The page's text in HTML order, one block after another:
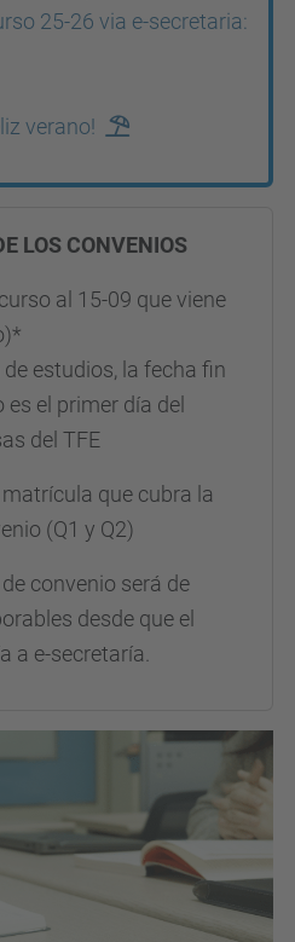
25-26 via e-secretaria:
verano!
LOS CONVENIOS
al 15-09 que viene
estudios, la fecha fin
es el primer día del
del TFE
que cubra la
(Q1 y Q2)
convenio será de
desde que el
a e-secretaría.